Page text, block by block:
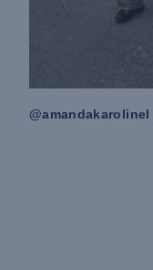
@amandakarolinel